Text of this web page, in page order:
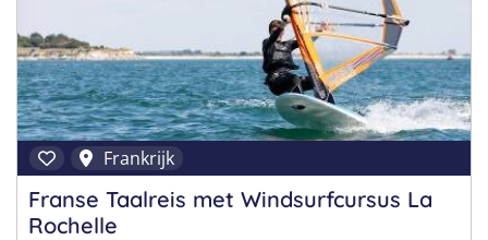
Frankrijk
Franse Taalreis met Windsurfcursus La
Rochelle